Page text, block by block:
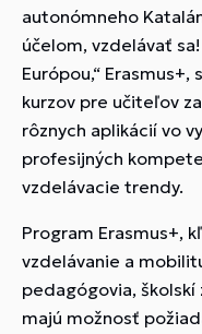
autonómneho
účelom, vzdelávať
Európou,“
kurzov pre učiteľov
rôznych aplikácií vo
profesijných
vzdelávacie trendy.
Program Erasmus+,
vzdelávanie a
pedagógovia,
majú možnosť